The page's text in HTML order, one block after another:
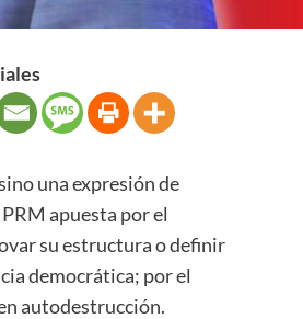
una expresión de
apuesta por el
su estructura o definir
democrática; por el
autodestrucción.